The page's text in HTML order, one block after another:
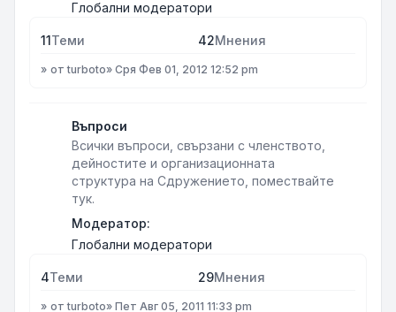
Глобални модератори
11Теми 42Мнения
отturboto» Сря Фев 01, 2012 12:52 pm
Въпроси
Всички въпроси, свързани с членството,
дейностите и организационната
структура на Сдружението, помествайте
тук.
Модератор:
Глобални модератори
4Теми 29Мнения
отturboto» Пет Авг 05, 2011 11:33 pm